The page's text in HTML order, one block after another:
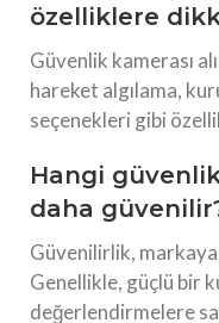
özelliklere
Güvenlik kamerası
hareket algılama,
seçenekleri gibi
Hangi
daha
Güvenilirlik, markaya
Genellikle, güçlü bir
değerlendirmelere